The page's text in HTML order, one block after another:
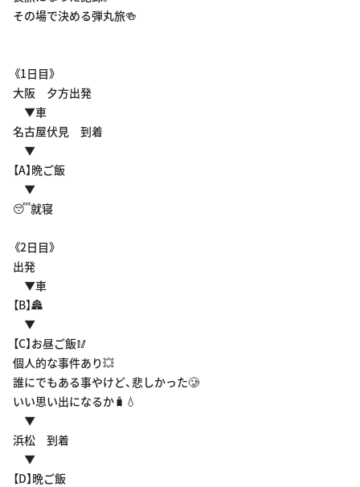
その場で決める弾丸旅🍻
《1日目》
大阪 夕方出発
▼車
名古屋伏見 到着
▼
【A】晩ご飯
▼
😴就寝
《2日目》
出発
▼車
【B】🏯
▼
【C】お昼ご飯🥢
個人的な事件あり💥
誰にでもある事やけど、悲しかった🥲
いい思い出になるか🧳💧
▼
浜松 到着
▼
【D】晩ご飯